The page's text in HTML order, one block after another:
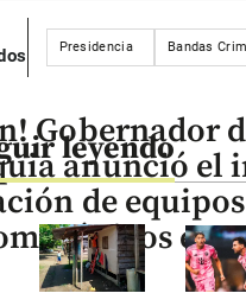
Presidencia Bandas
leyendo
Gobernador
anunció el
de equipos
en